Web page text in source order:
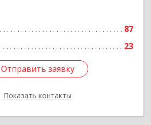
87
23
Отправить заявку
Показать контакты
Отправить заявку
Назад